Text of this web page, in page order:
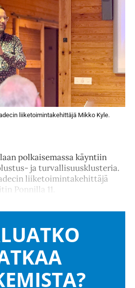
liiketoimintakehittäjä Mikko Kyle.
polkaisemassa käyntiin
ja turvallisuusklusteria.
liiketoimintakehittäjä
Ponnilla 11.